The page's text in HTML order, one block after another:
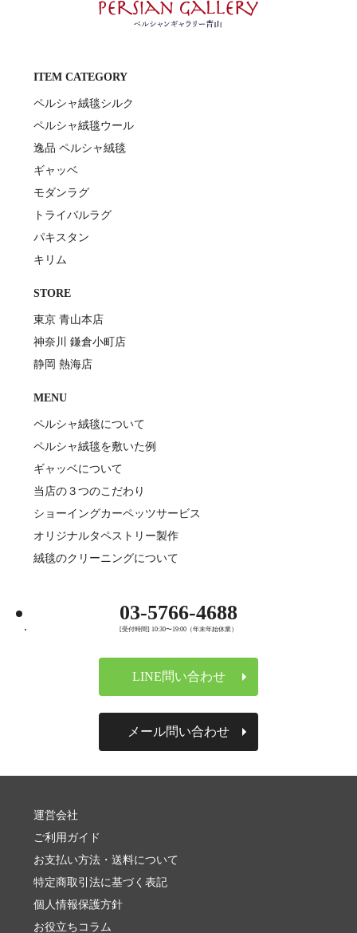
ITEM CATEGORY
ペルシャ絨毯シルク
ペルシャ絨毯ウール
逸品 ペルシャ絨毯
ギャッベ
モダンラグ
トライバルラグ
パキスタン
キリム
STORE
東京 青山本店
神奈川 鎌倉小町店
静岡 熱海店
MENU
ペルシャ絨毯について
ペルシャ絨毯を敷いた例
ギャッベについて
当店の３つのこだわり
ショーイングカーペッツサービス
オリジナルタペストリー製作
絨毯のクリーニングについて
03-5766-4688
[受付時間] 10:30〜19:00（年末年始休業）
LINE問い合わせ
メール問い合わせ
運営会社
ご利用ガイド
お支払い方法・送料について
特定商取引法に基づく表記
個人情報保護方針
お役立ちコラム